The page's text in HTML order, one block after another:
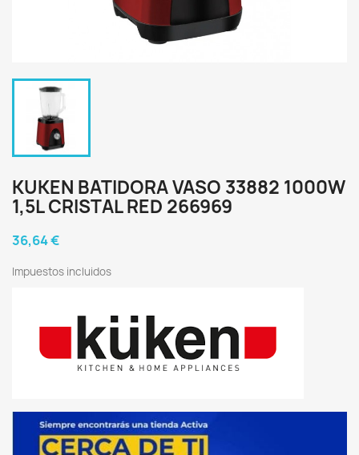
KUKEN BATIDORA VASO 33882 1000W
1,5L CRISTAL RED 266969
36,64 €
Impuestos incluidos